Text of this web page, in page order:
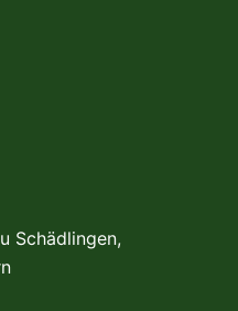
Schädlingen,